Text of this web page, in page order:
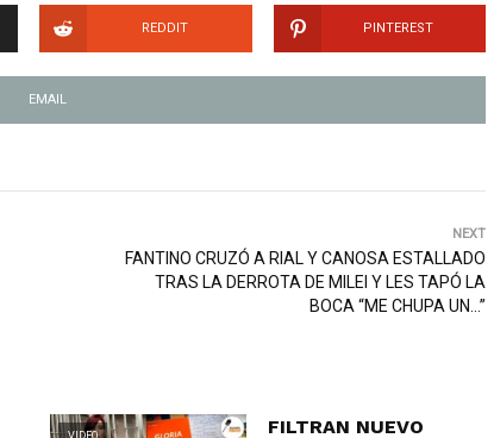
REDDIT PINTEREST
EMAIL
NEXT
FANTINO CRUZÓ A RIAL Y CANOSA ESTALLADO
TRAS LA DERROTA DE MILEI Y LES TAPÓ LA
BOCA “ME CHUPA UN…”
VIDEO
FILTRAN NUEVO